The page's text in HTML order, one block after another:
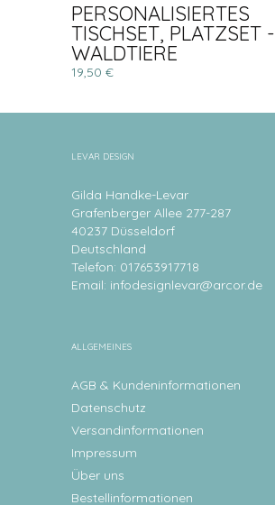
PERSONALISIERTES
TISCHSET, PLATZSET -
WALDTIERE
19,50 €
LEVAR DESIGN
Gilda Handke-Levar
Grafenberger Allee 277-287
40237 Düsseldorf
Deutschland
Telefon: 017653917718
Email: infodesignlevar@arcor.de
ALLGEMEINES
AGB & Kundeninformationen
Datenschutz
Versandinformationen
Impressum
Über uns
Bestellinformationen